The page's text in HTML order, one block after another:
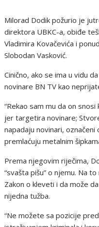
Milorad Dodik požurio je
direktora UBKC-a, obiđe
Vladimira Kovačevića i
Slobodan Vasković.
Cinično, ako se ima u vidu
novinare BN TV kao
“Rekao sam mu da on
jer targetira novinare;
napadaju novinari,
premlaćuju metalnim
Prema njegovim riječima,
“svašta pišu” o njemu. Na
Zakon o kleveti i da može
nijedna tužba.
“Ne možete sa pozicije